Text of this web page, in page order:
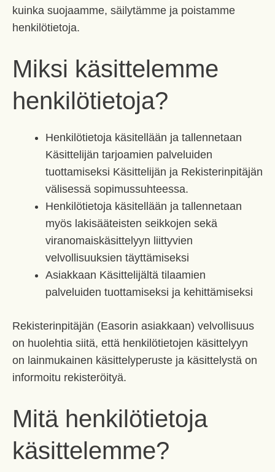
kuinka suojaamme, säilytämme ja poistamme
henkilötietoja.
Miksi käsittelemme
henkilötietoja?
Henkilötietoja käsitellään ja tallennetaan
Käsittelijän tarjoamien palveluiden
tuottamiseksi Käsittelijän ja Rekisterinpitäjän
välisessä sopimussuhteessa.
Henkilötietoja käsitellään ja tallennetaan
myös lakisääteisten seikkojen sekä
viranomaiskäsittelyyn liittyvien
velvollisuuksien täyttämiseksi
Asiakkaan Käsittelijältä tilaamien
palveluiden tuottamiseksi ja kehittämiseksi
Rekisterinpitäjän (Easorin asiakkaan) velvollisuus
on huolehtia siitä, että henkilötietojen käsittelyyn
on lainmukainen käsittelyperuste ja käsittelystä on
informoitu rekisteröityä.
Mitä henkilötietoja
käsittelemme?